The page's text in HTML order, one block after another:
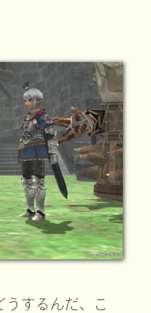
するんだ、こ